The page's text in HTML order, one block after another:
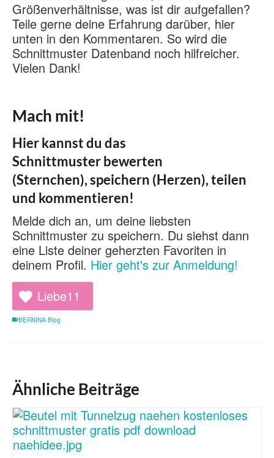
Größenverhältnisse, was ist dir aufgefallen?
Teile gerne deine Erfahrung darüber, hier
unten in den Kommentaren. So wird die
Schnittmuster Datenband noch hilfreicher.
Vielen Dank!
Mach mit!
Hier kannst du das
Schnittmuster bewerten
(Sternchen), speichern (Herzen), teilen
und kommentieren!
Melde dich an, um deine liebsten
Schnittmuster zu speichern. Du siehst dann
eine Liste deiner geherzten Favoriten in
deinem Profil. Hier geht's zur Anmeldung!
Liebe11
BERNINA Blog
Ähnliche Beiträge